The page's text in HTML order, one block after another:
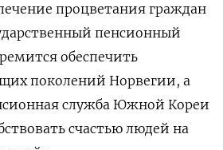
процветания граждан
пенсионный
обеспечить
поколений Норвегии, а
служба Южной Кореи
счастью людей на